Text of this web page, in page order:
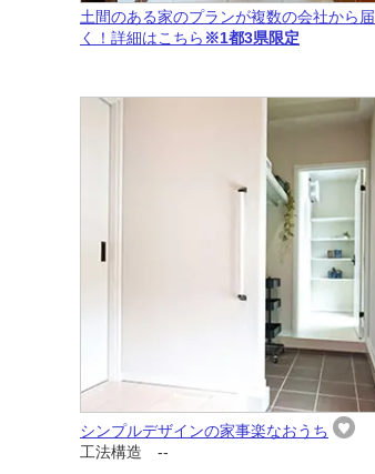
土間のある家のプランが複数の会社から届
く！詳細はこちら ※1都3県限定
シンプルデザインの家事楽なおうち
工法構造 --